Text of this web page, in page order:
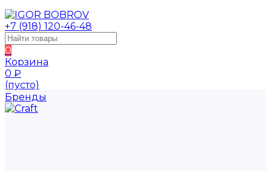
+7 (918) 120-46-48
0
Корзина
0 ₽
(пусто)
Бренды